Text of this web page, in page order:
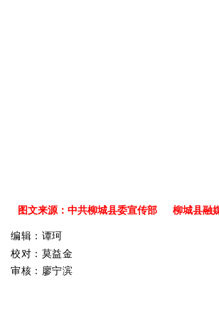
图文来源：中共柳城县委宣传部 柳城县
编辑：谭珂
校对：莫益金
审核：廖宁滨